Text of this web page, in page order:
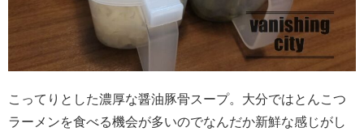
こってりとした濃厚な醤油豚骨スープ。大分ではとんこつ
ラーメンを食べる機会が多いのでなんだか新鮮な感じがし